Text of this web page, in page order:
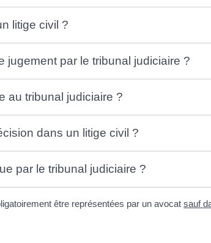
litige civil ?
jugement par le tribunal judiciaire ?
au tribunal judiciaire ?
dans un litige civil ?
par le tribunal judiciaire ?
être représentées par un avocat sauf